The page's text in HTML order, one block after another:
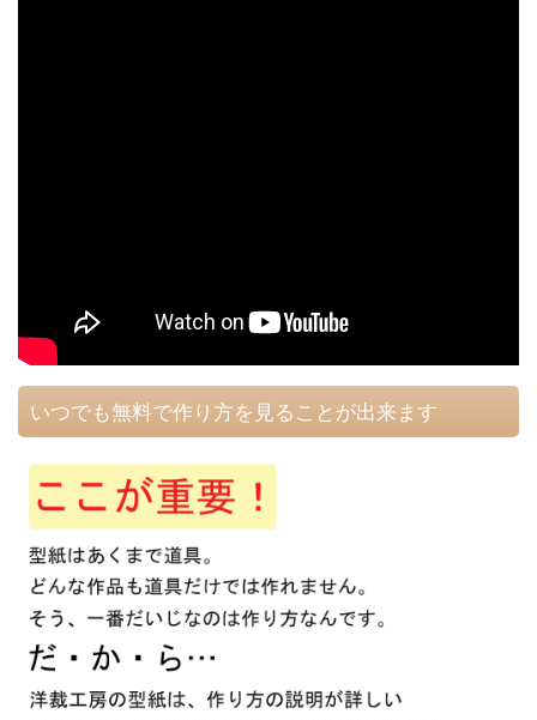
いつでも無料で作り方を見ることが出来ます